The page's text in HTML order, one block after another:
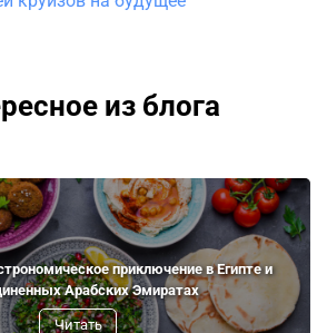
из блога
приключение в Египте и
Арабских Эмиратах
Читать